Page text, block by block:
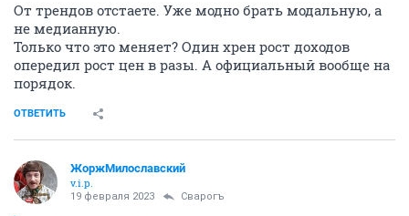
От трендов отстаете. Уже модно брать модальную, а
не медианную.
Только что это меняет? Один хрен рост доходов
опередил рост цен в разы. А официальный вообще на
порядок.
ОТВЕТИТЬ
ЖоржМилославский
v.i.p.
19 февраля 2023 Cварогъ